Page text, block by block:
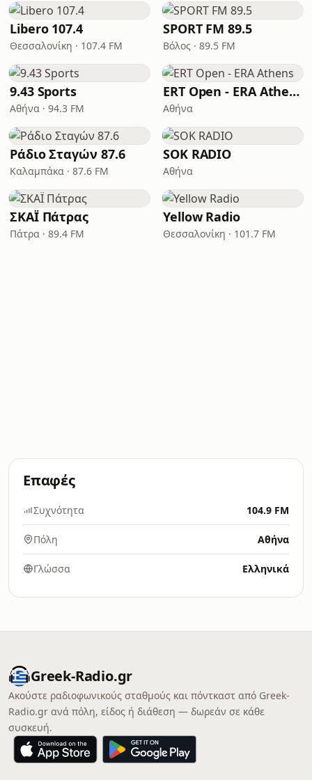
Libero 107.4
Θεσσαλονίκη · 107.4 FM
SPORT FM 89.5
Βόλος · 89.5 FM
9.43 Sports
Αθήνα · 94.3 FM
ERT Open - ERA Athens
Αθήνα
Ράδιο Σταγών 87.6
Καλαμπάκα · 87.6 FM
SOK RADIO
Αθήνα
ΣΚΑΪ Πάτρας
Πάτρα · 89.4 FM
Yellow Radio
Θεσσαλονίκη · 101.7 FM
Επαφές
Συχνότητα 104.9 FM
Πόλη Αθήνα
Γλώσσα Ελληνικά
Greek-Radio.gr
Ακούστε ραδιοφωνικούς σταθμούς και πόντκαστ από Greek-
Radio.gr ανά πόλη, είδος ή διάθεση — δωρεάν σε κάθε
συσκευή.